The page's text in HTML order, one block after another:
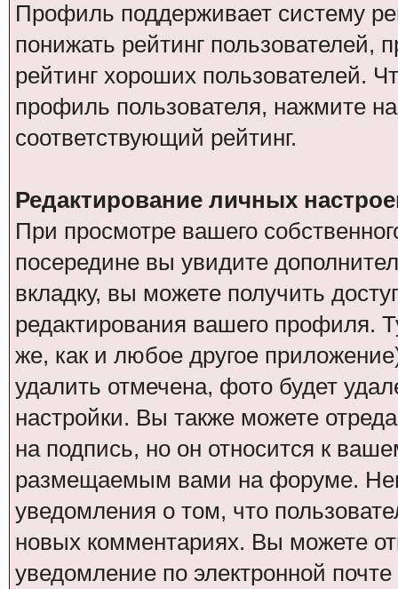
Профиль поддерживает систему
понижать рейтинг
рейтинг хороших пользователей.
профиль пользователя, нажмите
соответствующий рейтинг.
Редактирование личных
При просмотре вашего
посередине вы увидите
вкладку, вы можете получить
редактирования вашего профиля.
же, как и любое другое
удалить отмечена, фото будет
настройки. Вы также можете
на подпись, но он относится к
размещаемым вами на форуме.
уведомления о том, что
новых комментариях. Вы можете
уведомление по электронной